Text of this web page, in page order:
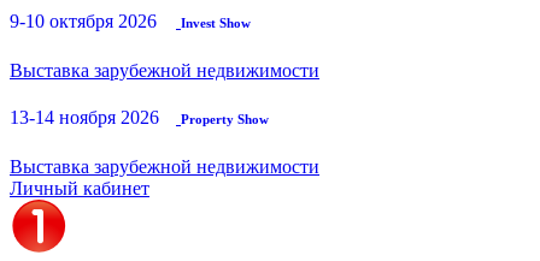
9-10 октября 2026 Invest Show
Выставка зарубежной недвижимости
13-14 ноября 2026 Property Show
Выставка зарубежной недвижимости
Личный кабинет